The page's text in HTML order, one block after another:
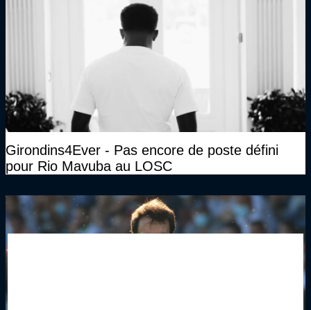
Girondins4Ever - Pas encore de poste défini
pour Rio Mavuba au LOSC